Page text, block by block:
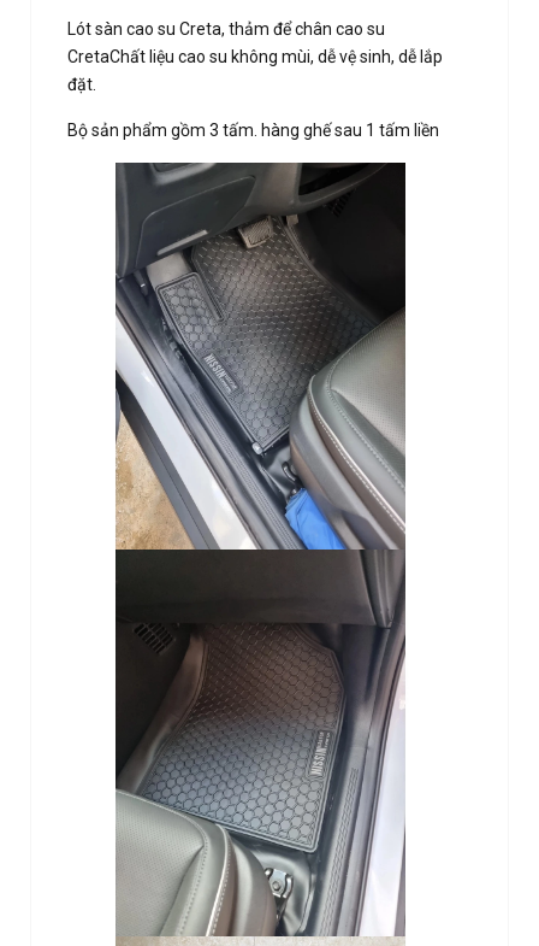
Lót sàn cao su Creta, thảm để chân cao su
CretaChất liệu cao su không mùi, dễ vệ sinh, dễ lắp
đặt.
Bộ sản phẩm gồm 3 tấm. hàng ghế sau 1 tấm liền